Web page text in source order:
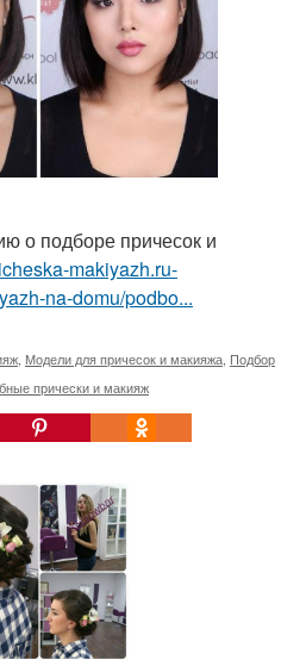
о подборе причесок и
makiyazh.ru-
na-domu/podbo...
Модели для причесок и макияжа Подбор
прически и макияж